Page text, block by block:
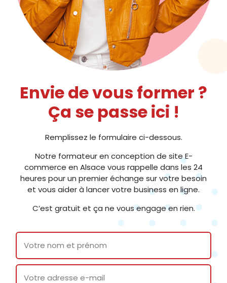
Envie de vous former ?
Ça se passe ici !
Remplissez le formulaire ci-dessous.
Notre formateur en conception de site E-
commerce en Alsace vous rappelle dans les 24
heures pour un premier échange sur votre besoin
et vous aider à lancer votre business en ligne.
C’est gratuit et ça ne vous engage en rien.